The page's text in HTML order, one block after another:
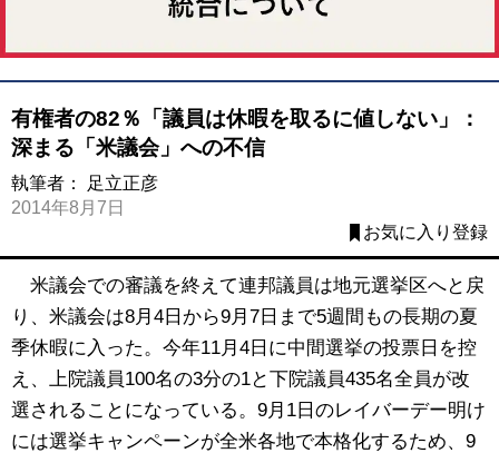
有権者の82％「議員は休暇を取るに値しない」：
深まる「米議会」への不信
執筆者：
足立正彦
2014年8月7日
お気に入り登録
米議会での審議を終えて連邦議員は地元選挙区へと戻
り、米議会は8月4日から9月7日まで5週間もの長期の夏
季休暇に入った。今年11月4日に中間選挙の投票日を控
え、上院議員100名の3分の1と下院議員435名全員が改
選されることになっている。9月1日のレイバーデー明け
には選挙キャンペーンが全米各地で本格化するため、9